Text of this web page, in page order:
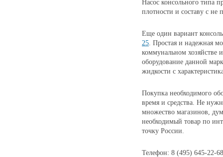
Насос консольного типа
плотности и составу с не
Еще один вариант
25 . Простая и надежная
коммунальном хозяйстве
оборудование данной
жидкости с
Покупка необходимого
время и средства. Не
множество магазинов,
необходимый товар по
точку России.
Телефон: 8 (495) 645-22-68